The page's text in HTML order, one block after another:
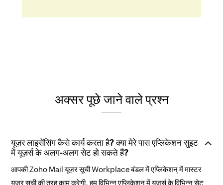
अक्सर पूछे जाने वाले प्रश्न
यूज़र लाइसेंसिंग कैसे कार्य करता है? क्या मेरे पास एप्लिकेशन सुइट
में यूज़र्स के अलग-अलग सेट हो सकते हैं?
आपकी Zoho Mail यूज़र सूची Workplace बंडल में एप्लिकेशन् में मास्टर
यूज़र सूची की तरह काम करेगी. हम विभिन्न एप्लिकेशन में यूज़र्स के विभिन्न सेट